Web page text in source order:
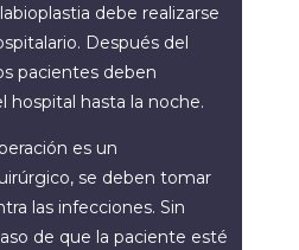
debe realizarse
Después del
pacientes deben
hospital hasta la noche.
es un
se deben tomar
las infecciones. Sin
de que la paciente esté